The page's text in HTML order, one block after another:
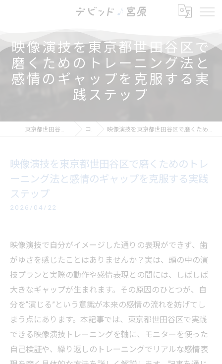
映像演技を東京都世田谷区で
磨くためのトレーニング法と
感情のギャップを克服する実
践ステップ
東京都世田谷区の芝居ならデビッド・宮原 コラム 映像演技を東京都世田谷区で磨くためのトレーニング法と感情のギャップを克服する実践ステップ
映像演技を東京都世田谷区で磨くためのトレ
ーニング法と感情のギャップを克服する実践
ステップ
2026/04/22
映像演技で自分がイメージした通りの表現ができず、歯
がゆさを感じたことはありませんか？実は、頭の中の演
技プランと実際の動作や感情表現との間には、しばしば
大きなギャップが生まれます。その原因のひとつが、自
分を“演じる”という意識が本来の感情の流れを妨げてし
まう点にあります。本記事では、東京都世田谷区で実践
できる映像演技トレーニングを軸に、モニターを使った
自己検証や、繰り返しのトレーニングでリアルな感情表